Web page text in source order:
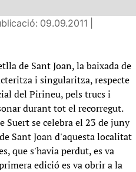
09.09.2011 |
de Sant Joan, la baixada de
i singularitza, respecte
del Pirineu, pels trucs i
durant tot el recorregut.
Suert se celebra el 23 de juny
Sant Joan d'aquesta localitat
que s'havia perdut, es va
edició es va obrir a la